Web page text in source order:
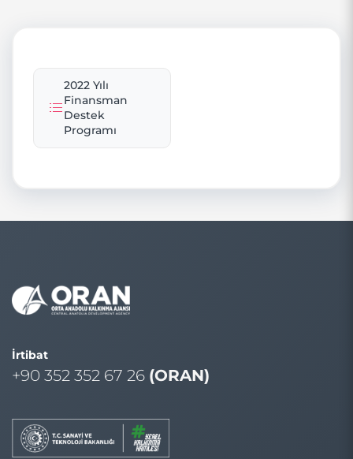
2022 Yılı
Finansman
Destek
Programı
İrtibat
+90 352 352 67 26 (ORAN)